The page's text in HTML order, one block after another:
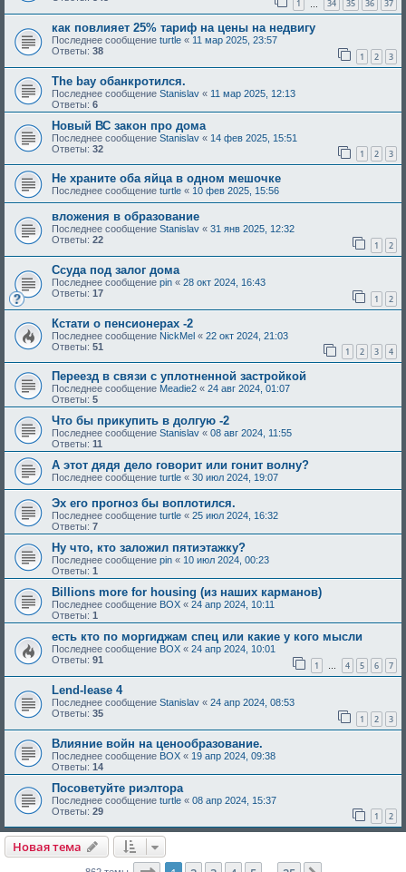
1 34 35 36 37
как повлияет 25% тариф на цены на недвигу
Последнее сообщение turtle « 11 мар 2025, 23:57
Ответы: 38 1 2 3
The bay обанкротился.
Последнее сообщение Stanislav « 11 мар 2025, 12:13
Ответы: 6
Новый ВС закон про дома
Последнее сообщение Stanislav « 14 фев 2025, 15:51
Ответы: 32 1 2 3
Не храните оба яйца в одном мешочке
Последнее сообщение turtle « 10 фев 2025, 15:56
вложения в образование
Последнее сообщение Stanislav « 31 янв 2025, 12:32
Ответы: 22 1 2
Ссуда под залог дома
Последнее сообщение pin « 28 окт 2024, 16:43
Ответы: 17 1 2
Кстати о пенсионерах -2
Последнее сообщение NickMel « 22 окт 2024, 21:03
Ответы: 51 1 2 3 4
Переезд в связи с уплотненной застройкой
Последнее сообщение Meadie2 « 24 авг 2024, 01:07
Ответы: 5
Что бы прикупить в долгую -2
Последнее сообщение Stanislav « 08 авг 2024, 11:55
Ответы: 11
А этот дядя дело говорит или гонит волну?
Последнее сообщение turtle « 30 июл 2024, 19:07
Эх его прогноз бы воплотился.
Последнее сообщение turtle « 25 июл 2024, 16:32
Ответы: 7
Ну что, кто заложил пятиэтажку?
Последнее сообщение pin « 10 июл 2024, 00:23
Ответы: 1
Billions more for housing (из наших карманов)
Последнее сообщение BOX « 24 апр 2024, 10:11
Ответы: 1
есть кто по моргиджам спец или какие у кого мысли
Последнее сообщение BOX « 24 апр 2024, 10:01
Ответы: 91 1 … 4 5 6 7
Lend-lease 4
Последнее сообщение Stanislav « 24 апр 2024, 08:53
Ответы: 35 1 2 3
Влияние войн на ценообразование.
Последнее сообщение BOX « 19 апр 2024, 09:38
Ответы: 14
Посоветуйте риэлтора
Последнее сообщение turtle « 08 апр 2024, 15:37
Ответы: 29 1 2
Новая тема